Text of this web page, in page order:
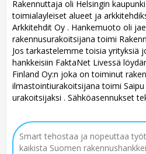
Rakennuttaja oli Helsingin
toimialayleiset alueet ja
Arkkitehdit Oy . Hankemuoto oli
rakennusurakoitsijana toimi
Jos tarkastelemme toisia yrityksiä
hankkeisiin FaktaNet Livessä
Finland Oy:n joka on toiminut
ilmastointiurakoitsijana toimi Saipu
urakoitsijaksi . Sähköasennukset
Smart tehostaa ja nopeuttaa
kaikista Suomen